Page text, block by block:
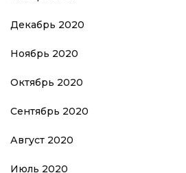
Декабрь 2020
Ноябрь 2020
Октябрь 2020
Сентябрь 2020
Август 2020
Июль 2020